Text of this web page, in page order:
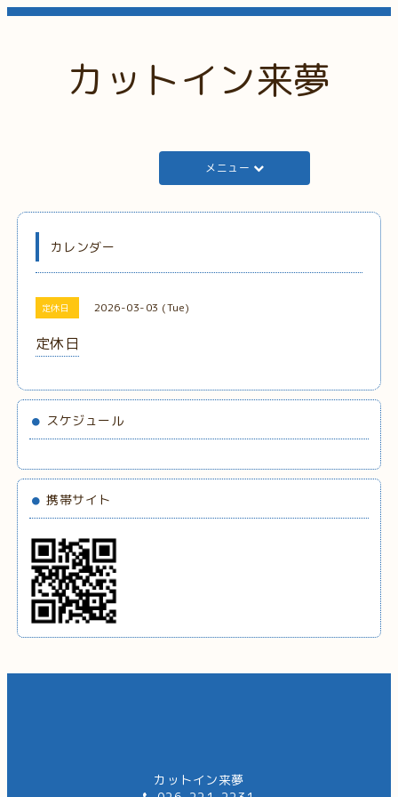
カットイン来夢
メニュー
カレンダー
定休日 2026-03-03 (Tue)
定休日
スケジュール
携帯サイト
カットイン来夢